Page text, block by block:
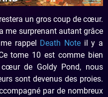
un gros coup de cœur.
me surprenant autant grâce
rappel Death Note il y a
tome 10 est comme bien
de Goldy Pond, nous
sont devenus des proies.
par de nombreux